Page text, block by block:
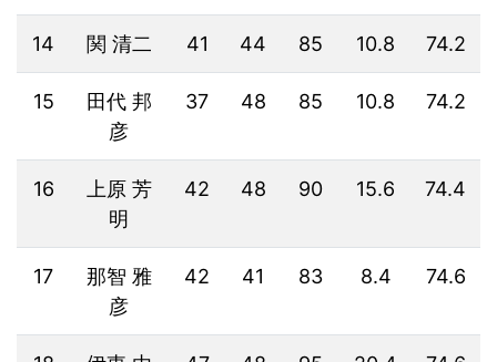
14 関 清二 41 44 85 10.8 74.2
15
田代 邦
彦
37 48 85 10.8 74.2
16
上原 芳
明
42 48 90 15.6 74.4
17
那智 雅
彦
42 41 83 8.4 74.6